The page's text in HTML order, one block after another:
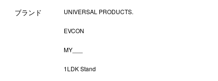
ブランド UNIVERSAL PRODUCTS.
EVCON
MY___
1LDK Stand